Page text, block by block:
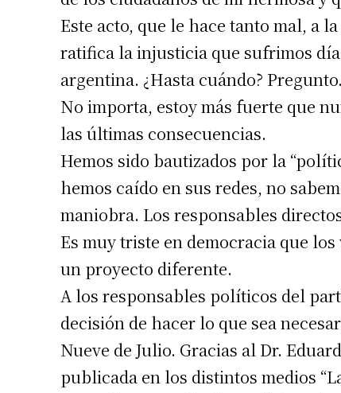
Apellidos
Este acto, que le hace tanto mal, a
ratifica la injusticia que sufrimos
argentina. ¿Hasta cuándo? Pregunto.
No importa, estoy más fuerte que
las últimas consecuencias.
Hemos sido bautizados por la
hemos caído en sus redes, no
maniobra. Los responsables
Es muy triste en democracia que
un proyecto diferente.
A los responsables políticos del
decisión de hacer lo que sea
Nueve de Julio. Gracias al Dr.
publicada en los distintos medios